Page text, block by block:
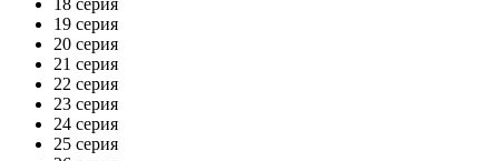
19 серия
20 серия
21 серия
22 серия
23 серия
24 серия
25 серия